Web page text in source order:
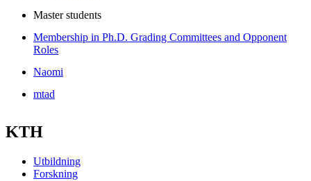
Master students
Membership in Ph.D. Grading Committees and Opponent
Roles
Naomi
mtad
KTH
Utbildning
Forskning